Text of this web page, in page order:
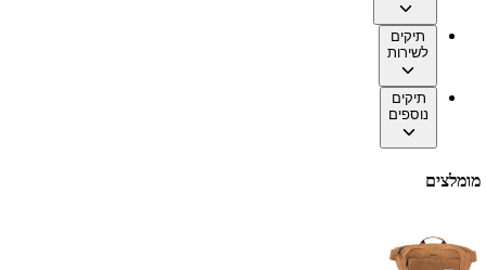
תיקים
לשירות
תיקים
נוספים
מומלצים